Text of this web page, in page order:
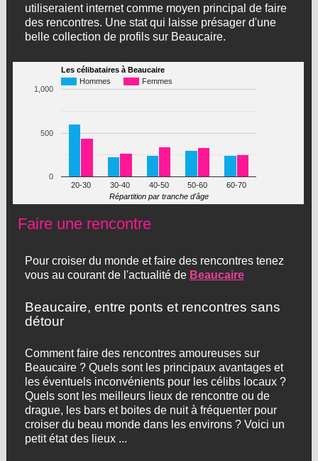
utiliseraient internet comme moyen principal de faire
des rencontres. Une stat qui laisse présager d'une
belle collection de profils sur Beaucaire.
Les célibataires à Beaucaire
Hommes
Femmes
20-30 30-40 40-50 50-60 60-70
0
500
1,000
Répartition par tranche d'âge
Faire une rencontre
Pour croiser du monde et faire des rencontres tenez
vous au courant de l'actualité de Beaucaire
Beaucaire, entre ponts et rencontres sans
détour
Comment faire des rencontres amoureuses sur
Beaucaire ? Quels sont les principaux avantages et
les éventuels inconvénients pour les célibs locaux ?
Quels sont les meilleurs lieux de rencontre ou de
drague, les bars et boites de nuit à fréquenter pour
croiser du beau monde dans les environs ? Voici un
petit état des lieux ...